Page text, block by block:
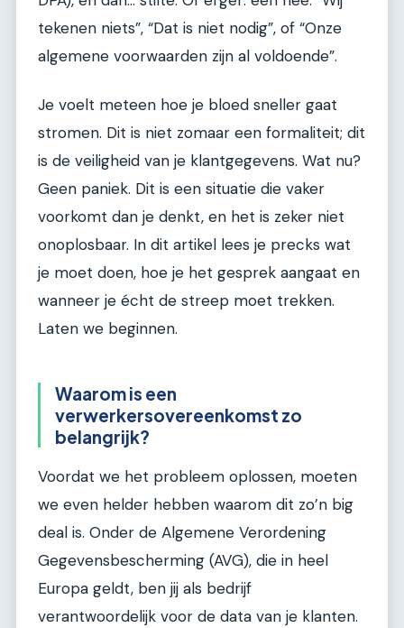
tekenen niets”, “Dat is niet nodig”, of “Onze
algemene voorwaarden zijn al voldoende”.
Je voelt meteen hoe je bloed sneller gaat
stromen. Dit is niet zomaar een formaliteit; dit
is de veiligheid van je klantgegevens. Wat nu?
Geen paniek. Dit is een situatie die vaker
voorkomt dan je denkt, en het is zeker niet
onoplosbaar. In dit artikel lees je precks wat
je moet doen, hoe je het gesprek aangaat en
wanneer je écht de streep moet trekken.
Laten we beginnen.
Waarom is een
verwerkersovereenkomst zo
belangrijk?
Voordat we het probleem oplossen, moeten
we even helder hebben waarom dit zo’n big
deal is. Onder de Algemene Verordening
Gegevensbescherming (AVG), die in heel
Europa geldt, ben jij als bedrijf
verantwoordelijk voor de data van je klanten.